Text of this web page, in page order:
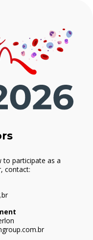
participate as a
contact: